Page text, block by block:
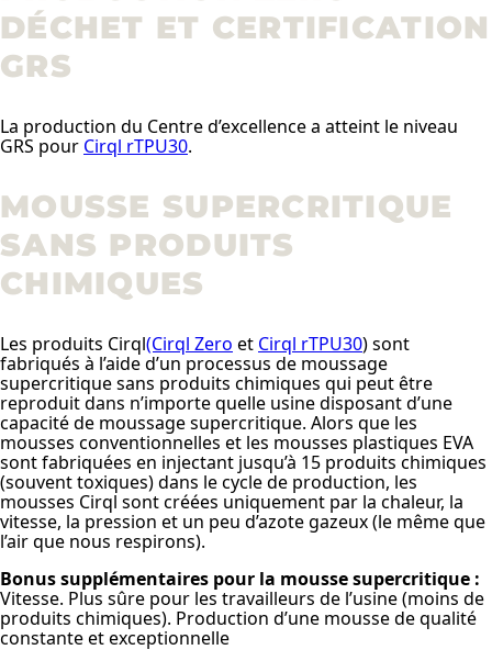
DÉCHET ET CERTIFICATION
GRS
La production du Centre d’excellence a atteint le niveau
GRS pour Cirql rTPU30.
MOUSSE SUPERCRITIQUE
SANS PRODUITS
CHIMIQUES
Les produits Cirql(Cirql Zero et Cirql rTPU30) sont
fabriqués à l’aide d’un processus de moussage
supercritique sans produits chimiques qui peut être
reproduit dans n’importe quelle usine disposant d’une
capacité de moussage supercritique. Alors que les
mousses conventionnelles et les mousses plastiques EVA
sont fabriquées en injectant jusqu’à 15 produits chimiques
(souvent toxiques) dans le cycle de production, les
mousses Cirql sont créées uniquement par la chaleur, la
vitesse, la pression et un peu d’azote gazeux (le même que
l’air que nous respirons).
Bonus supplémentaires pour la mousse supercritique :
Vitesse. Plus sûre pour les travailleurs de l’usine (moins de
produits chimiques). Production d’une mousse de qualité
constante et exceptionnelle